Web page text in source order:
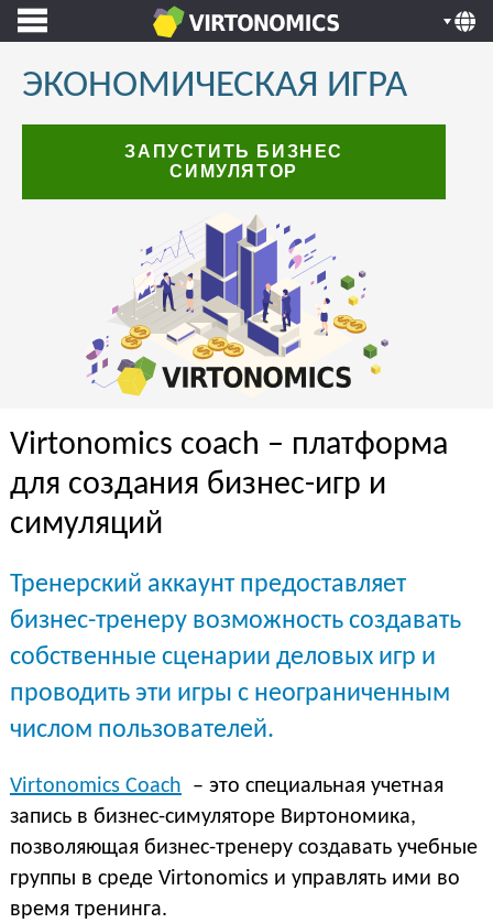
ЭКОНОМИЧЕСКАЯ ИГРА
ЗАПУСТИТЬ БИЗНЕС
СИМУЛЯТОР
Virtonomics coach – платформа
для создания бизнес-игр и
симуляций
Тренерский аккаунт предоставляет
бизнес-тренеру возможность создавать
собственные сценарии деловых игр и
проводить эти игры с неограниченным
числом пользователей.
Virtonomics Coach – это специальная учетная
запись в бизнес-симуляторе Виртономика,
позволяющая бизнес-тренеру создавать учебные
группы в среде Virtonomics и управлять ими во
время тренинга.